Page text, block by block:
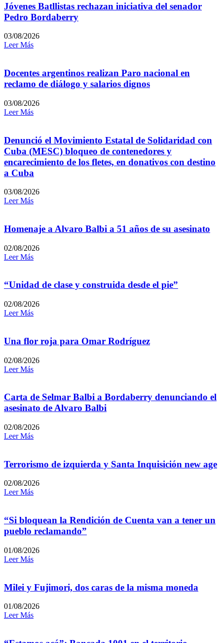
Jóvenes Batllistas rechazan iniciativa del senador
Pedro Bordaberry
03/08/2026
Leer Más
Docentes argentinos realizan Paro nacional en
reclamo de diálogo y salarios dignos
03/08/2026
Leer Más
Denunció el Movimiento Estatal de Solidaridad con
Cuba (MESC) bloqueo de contenedores y
encarecimiento de los fletes, en donativos con destino
a Cuba
03/08/2026
Leer Más
Homenaje a Alvaro Balbi a 51 años de su asesinato
02/08/2026
Leer Más
“Unidad de clase y construida desde el pie”
02/08/2026
Leer Más
Una flor roja para Omar Rodríguez
02/08/2026
Leer Más
Carta de Selmar Balbi a Bordaberry denunciando el
asesinato de Alvaro Balbi
02/08/2026
Leer Más
Terrorismo de izquierda y Santa Inquisición new age
02/08/2026
Leer Más
“Si bloquean la Rendición de Cuenta van a tener un
pueblo reclamando”
01/08/2026
Leer Más
Milei y Fujimori, dos caras de la misma moneda
01/08/2026
Leer Más